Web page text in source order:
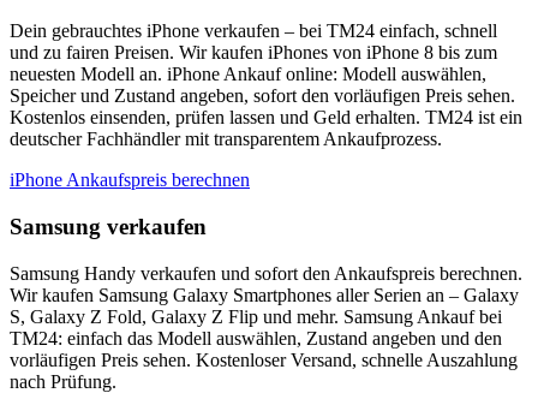
Dein gebrauchtes iPhone verkaufen – bei TM24 einfach, schnell
und zu fairen Preisen. Wir kaufen iPhones von iPhone 8 bis zum
neuesten Modell an. iPhone Ankauf online: Modell auswählen,
Speicher und Zustand angeben, sofort den vorläufigen Preis sehen.
Kostenlos einsenden, prüfen lassen und Geld erhalten. TM24 ist ein
deutscher Fachhändler mit transparentem Ankaufprozess.
iPhone Ankaufspreis berechnen
Samsung verkaufen
Samsung Handy verkaufen und sofort den Ankaufspreis berechnen.
Wir kaufen Samsung Galaxy Smartphones aller Serien an – Galaxy
S, Galaxy Z Fold, Galaxy Z Flip und mehr. Samsung Ankauf bei
TM24: einfach das Modell auswählen, Zustand angeben und den
vorläufigen Preis sehen. Kostenloser Versand, schnelle Auszahlung
nach Prüfung.